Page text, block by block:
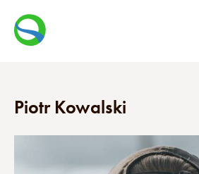
Piotr Kowalski